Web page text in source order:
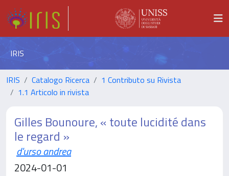
IRIS
IRIS Catalogo Ricerca
1 Contributo su Rivista
1.1 Articolo in rivista
Gilles Bounoure, « toute lucidité dans
le regard »
d'urso andrea
2024-01-01